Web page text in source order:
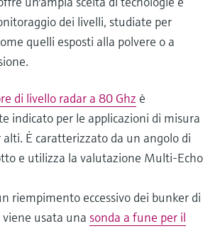
dei livelli, studiate per
quelli esposti alla polvere o a
di livello radar a 80 Ghz è
indicato per le applicazioni di misura
È caratterizzato da un angolo di
e utilizza la valutazione Multi-Echo
riempimento eccessivo dei bunker di
usata una sonda a fune per il